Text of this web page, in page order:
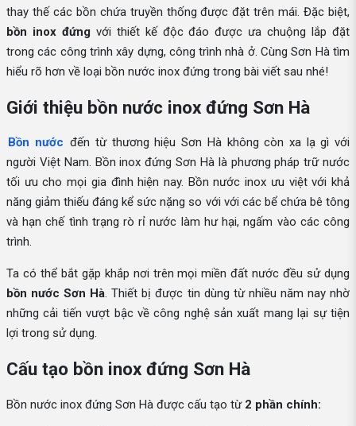
thay thế các bồn chứa truyền thống được đặt trên mái. Đặc biệt,
bồn inox đứngvới thiết kế độc đáo được ưa chuộng lắp đặt
trong các công trình xây dựng, công trình nhà ở. Cùng Sơn Hà tìm
hiểu rõ hơn về loại bồn nước inox đứng trong bài viết sau nhé!
Giới thiệu bồn nước inox đứng Sơn Hà
Bồn nước đến từ thương hiệu Sơn Hà không còn xa lạ gì với
người Việt Nam. Bồn inox đứng Sơn Hà là phương pháp trữ nước
tối ưu cho mọi gia đình hiện nay. Bồn nước inox ưu việt với khả
năng giảm thiếu đáng kể sức nặng so với với các bể chứa bê tông
và hạn chế tình trạng rò rỉ nước làm hư hại, ngấm vào các công
trình.
Ta có thể bắt gặp khắp nơi trên mọi miền đất nước đều sử dụng
bồn nước Sơn Hà. Thiết bị được tin dùng từ nhiều năm nay nhờ
những cải tiến vượt bậc về công nghệ sản xuất mang lại sự tiện
lợi trong sử dụng.
Cấu tạo bồn inox đứng Sơn Hà
Bồn nước inox đứng Sơn Hà được cấu tạo từ 2 phần chính: